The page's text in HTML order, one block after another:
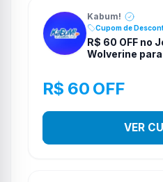
Kabum!
Cupom de
R$ 60 OFF no
Wolverine
R$ 60 OFF
VER